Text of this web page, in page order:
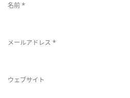
名前*
メールアドレス *
ウェブサイト